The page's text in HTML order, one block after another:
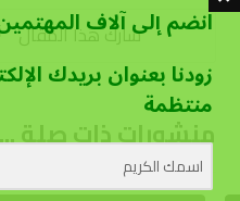
منشورات ذات صلة
انضم إلى آلاف
زودنا بعنوان بريدك
منتظمة